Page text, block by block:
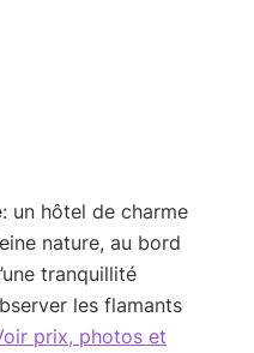
: un hôtel de charme
nature, au bord
tranquillité
les flamants
prix, photos et